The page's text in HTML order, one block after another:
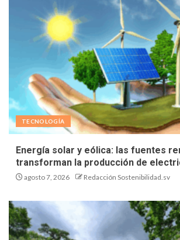
TECNOLOGÍA
Energía solar y eólica: las fuentes
transforman la producción de
agosto 7, 2026 Redacción Sostenibilidad.sv